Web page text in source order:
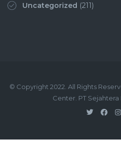
Uncategorized (211)
© Copyright 2022. All Rights
Center. PT